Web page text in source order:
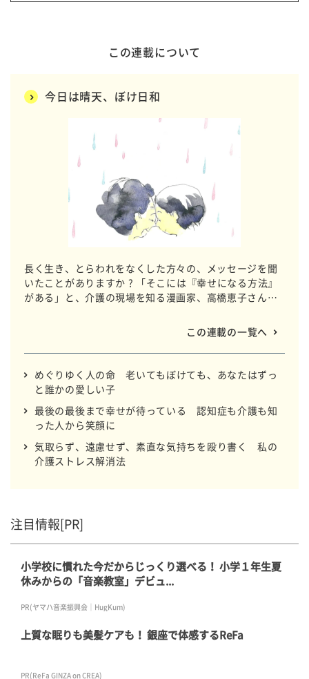
この連載について
今日は晴天、ぼけ日和
長く生き、とらわれをなくした方々の、メッセージを聞
いたことがありますか ? 「そこには『幸せになる方法』
がある」と、介護の現場を知る漫画家、高橋恵子さんは
出す、そんな「介護士の絵とことば」をお送りします。
この連載の一覧へ
めぐりゆく人の命 老いてもぼけても、あなたはずっ
と誰かの愛しい子
最後の最後まで幸せが待っている 認知症も介護も知
った人から笑顔に
気取らず、遠慮せず、素直な気持ちを殴り書く 私の
介護ストレス解消法
注目情報[PR]
小学校に慣れた今だからじっくり選べる！ 小学１年生夏
休みからの「音楽教室」デビュ...
PR(ヤマハ音楽振興会｜HugKum)
上質な眠りも美髪ケアも！ 銀座で体感するReFa
PR(ReFa GINZA on CREA)